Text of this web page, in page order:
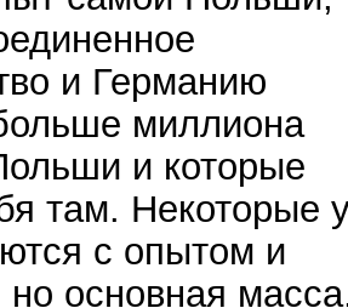
и Германию
миллиона
и которые
там. Некоторые
с опытом и
но основная